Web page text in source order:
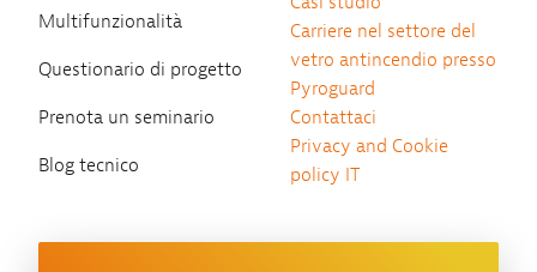
Multifunzionalità
Questionario di progetto
Prenota un seminario
Blog tecnico
Carriere nel settore del
vetro antincendio presso
Pyroguard
Contattaci
Privacy and Cookie
policy IT